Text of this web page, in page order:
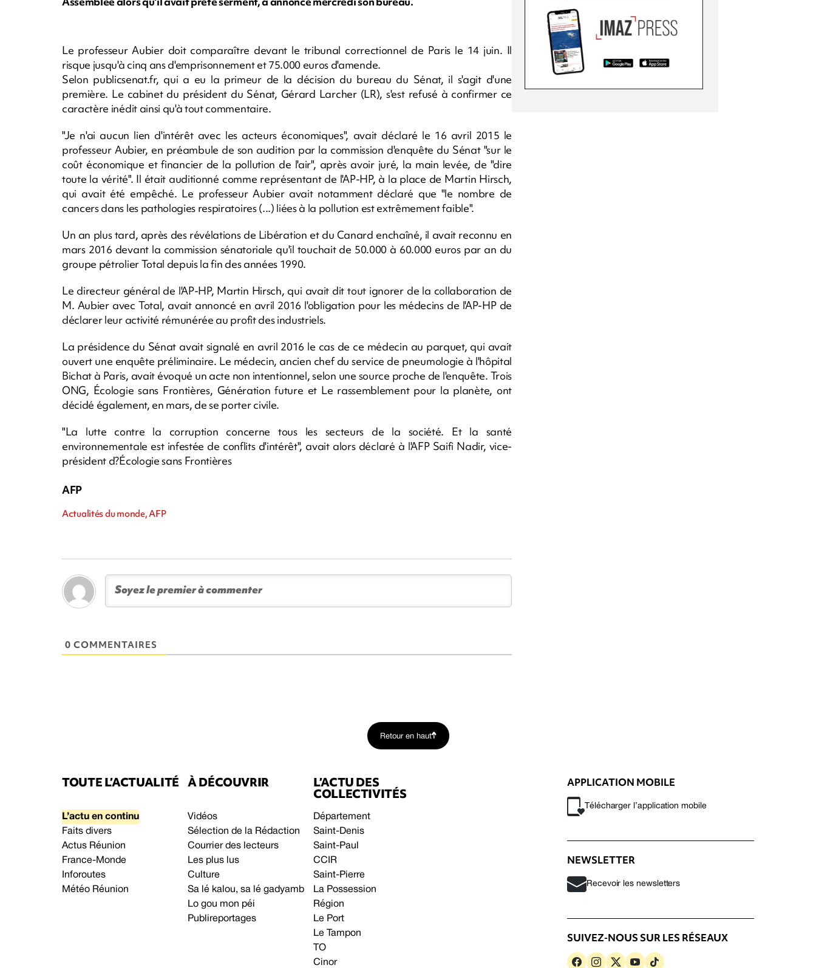
Le professeur Aubier doit comparaître devant le tribunal correctionnel de Paris le 14 juin. Il
risque jusqu'à cinq ans d'emprisonnement et 75.000 euros d'amende.
Selon publicsenat.fr, qui a eu la primeur de la décision du bureau du Sénat, il s'agit d'une
première. Le cabinet du président du Sénat, Gérard Larcher (LR), s'est refusé à confirmer ce
caractère inédit ainsi qu'à tout commentaire.
"Je n'ai aucun lien d'intérêt avec les acteurs économiques", avait déclaré le 16 avril 2015 le
professeur Aubier, en préambule de son audition par la commission d'enquête du Sénat "sur le
coût économique et financier de la pollution de l'air", après avoir juré, la main levée, de "dire
toute la vérité". Il était auditionné comme représentant de l'AP-HP, à la place de Martin Hirsch,
qui avait été empêché. Le professeur Aubier avait notamment déclaré que "le nombre de
cancers dans les pathologies respiratoires (...) liées à la pollution est extrêmement faible".
Un an plus tard, après des révélations de Libération et du Canard enchaîné, il avait reconnu en
mars 2016 devant la commission sénatoriale qu'il touchait de 50.000 à 60.000 euros par an du
groupe pétrolier Total depuis la fin des années 1990.
Le directeur général de l'AP-HP, Martin Hirsch, qui avait dit tout ignorer de la collaboration de
M. Aubier avec Total, avait annoncé en avril 2016 l'obligation pour les médecins de l'AP-HP de
déclarer leur activité rémunérée au profit des industriels.
La présidence du Sénat avait signalé en avril 2016 le cas de ce médecin au parquet, qui avait
ouvert une enquête préliminaire. Le médecin, ancien chef du service de pneumologie à l'hôpital
Bichat à Paris, avait évoqué un acte non intentionnel, selon une source proche de l'enquête. Trois
ONG, Écologie sans Frontières, Génération future et Le rassemblement pour la planète, ont
décidé également, en mars, de se porter civile.
"La lutte contre la corruption concerne tous les secteurs de la société. Et la santé
environnementale est infestée de conflits d'intérêt", avait alors déclaré à l'AFP Saifi Nadir, vice-
président d?Écologie sans Frontières
AFP
Actualités du monde, AFP
0 COMMENTAIRES
Retour en haut
TOUTE L’ACTUALITÉ
L’actu en continu
Faits divers
Actus Réunion
France-Monde
Inforoutes
Météo Réunion
À DÉCOUVRIR
Vidéos
Sélection de la Rédaction
Courrier des lecteurs
Les plus lus
Culture
Sa lé kalou, sa lé gadyamb
Lo gou mon péi
Publireportages
L’ACTU DES
COLLECTIVITÉS
Département
Saint-Denis
Saint-Paul
CCIR
Saint-Pierre
La Possession
Région
Le Port
Le Tampon
TO
Cinor
APPLICATION MOBILE
Télécharger l’application mobile
NEWSLETTER
Recevoir les newsletters
SUIVEZ-NOUS SUR LES RÉSEAUX